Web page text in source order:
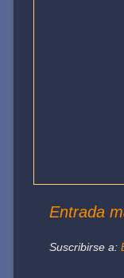
Entrada
Suscribirse a: